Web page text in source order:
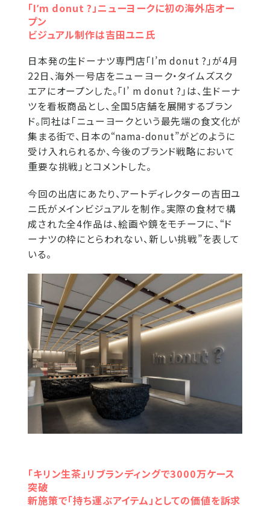
「Iʼm donut ?」ニューヨークに初の海外店オー
プン
ビジュアル制作は吉田ユニ氏
日本発の生ドーナツ専門店「I’m donut ?」が4月
22日、海外一号店をニューヨーク・タイムズスク
エアにオープンした。「I’ m donut ?」は、生ドーナ
ツを看板商品とし、全国5店舗を展開するブラン
ド。同社は「ニューヨークという最先端の食文化が
集まる街で、日本の“nama-donut”がどのように
受け入れられるか、今後のブランド戦略において
重要な挑戦」とコメントした。
今回の出店にあたり、アートディレクターの吉田ユ
ニ氏がメインビジュアルを制作。実際の食材で構
成された全4作品は、絵画や鏡をモチーフに、“ド
ーナツの枠にとらわれない、新しい挑戦”を表して
いる。
「キリン生茶」リブランディングで3000万ケース
突破
新施策で「持ち運ぶアイテム」としての価値を訴求